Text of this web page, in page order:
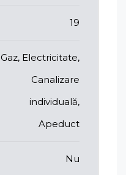
19
Gaz, Electricitate,
Canalizare
individuală,
Apeduct
Nu